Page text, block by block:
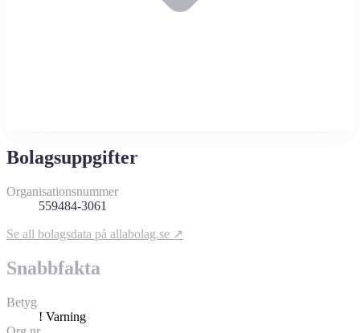
Bolagsuppgifter
Organisationsnummer
559484-3061
Se all bolagsdata på allabolag.se ↗
Snabbfakta
Betyg
! Varning